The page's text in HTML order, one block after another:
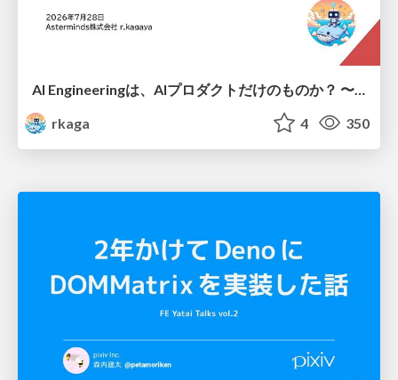
rkaga
4 350